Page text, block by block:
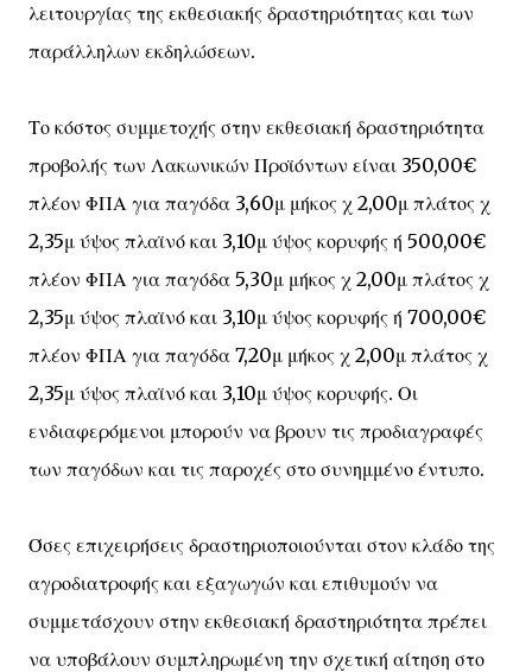
λειτουργίας της εκθεσιακής δραστηριότητας και των
παράλληλων εκδηλώσεων.
Το κόστος συμμετοχής στην εκθεσιακή δραστηριότητα
προβολής των Λακωνικών Προϊόντων είναι 350,00€
πλέον ΦΠΑ για παγόδα 3,60μ μήκος χ 2,00μ πλάτος χ
2,35μ ύψος πλαϊνό και 3,10μ ύψος κορυφής ή 500,00€
πλέον ΦΠΑ για παγόδα 5,30μ μήκος χ 2,00μ πλάτος χ
2,35μ ύψος πλαϊνό και 3,10μ ύψος κορυφής ή 700,00€
πλέον ΦΠΑ για παγόδα 7,20μ μήκος χ 2,00μ πλάτος χ
2,35μ ύψος πλαϊνό και 3,10μ ύψος κορυφής. Οι
ενδιαφερόμενοι μπορούν να βρουν τις προδιαγραφές
των παγόδων και τις παροχές στο συνημμένο έντυπο.
Όσες επιχειρήσεις δραστηριοποιούνται στον κλάδο της
αγροδιατροφής και εξαγωγών και επιθυμούν να
συμμετάσχουν στην εκθεσιακή δραστηριότητα πρέπει
να υποβάλουν συμπληρωμένη την σχετική αίτηση στο